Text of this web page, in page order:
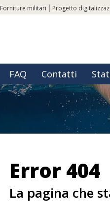
Forniture militari Progetto
FAQ Contatti
Error 404
La pagina che